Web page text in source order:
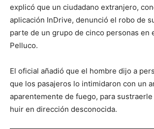
explicó que un ciudadano extranjero,
aplicación InDrive, denunció el robo de
parte de un grupo de cinco personas en
Pelluco.
El oficial añadió que el hombre dijo a
que los pasajeros lo intimidaron con un
aparentemente de fuego, para
huir en dirección desconocida.